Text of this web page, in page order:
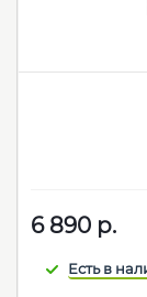
6 890 р.